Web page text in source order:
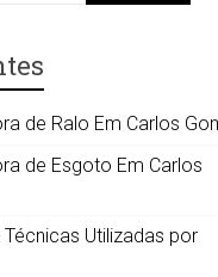
de Ralo Em Carlos
de Esgoto Em Carlos
Técnicas Utilizadas por